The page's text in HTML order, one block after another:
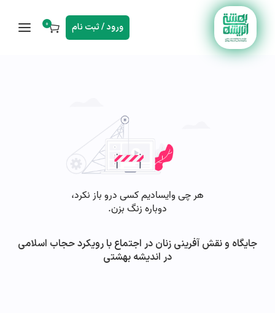
ورود / ثبت نام 0
جایگاه و نقش آفرینی زنان در اجتماع با رویکرد حجاب اسلامی
در اندیشه بهشتی